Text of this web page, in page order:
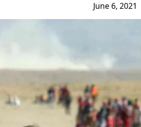
June 6, 2021